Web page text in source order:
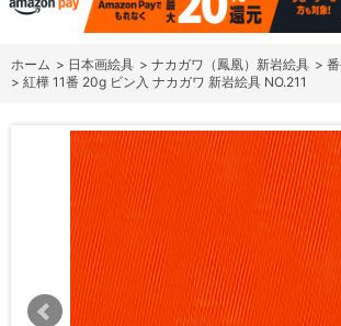
ホーム > 日本画絵具 > ナカガワ（鳳凰）新岩絵具 >
> 紅樺 11番 20g ビン入 ナカガワ 新岩絵具 NO.211